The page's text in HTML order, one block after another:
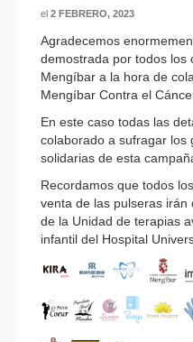
el 2 FEBRERO, 2023
Agradecemos
demostrada por todos los
Mengíbar a la hora de
Mengíbar Contra el
En este caso todas las
colaborado a sufragar los
solidarias de esta
Recordamos que todos
venta de las pulseras irán
de la Unidad de terapias
infantil del Hospital